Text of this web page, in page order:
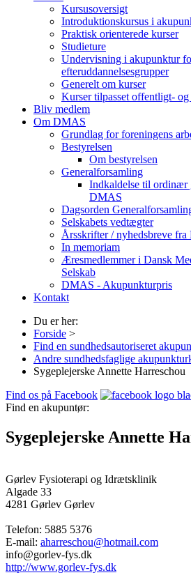
Kursusoversigt
Introduktionskursus i
Praktisk orienterede kurser
Studieture
Undervisning i akupunktur
efteruddannelsesgrupper
Generelt om kurser
Kurser tilpasset offentligt-
Bliv medlem
Om DMAS
Grundlag for foreningens
Bestyrelsen
Om bestyrelsen
Generalforsamling
Indkaldelse til ordinær
DMAS
Dagsorden
Selskabets vedtægter
Årsskrifter / nyhedsbreve
In memoriam
Æresmedlemmer i Dansk
Selskab
DMAS - Akupunkturpris
Kontakt
Du er her:
Forside >
Find en sundhedsautoriseret
Andre sundhedsfaglige
Sygeplejerske Annette Harreschou
Find os på Facebook
Find en akupuntør:
Sygeplejerske Annette
Gørlev Fysioterapi og Idrætsklinik
Algade 33
4281 Gørlev Gørlev
Telefon: 5885 5376
E-mail: aharreschou@hotmail.com
info@gorlev-fys.dk
http://www.gorlev-fys.dk